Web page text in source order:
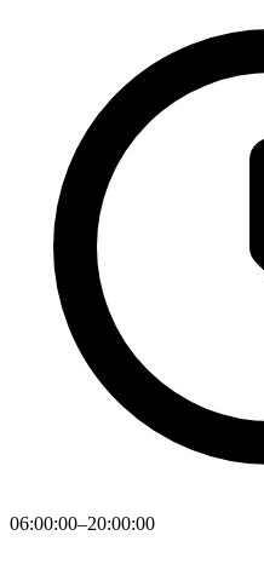
06:00:00–20:00:00